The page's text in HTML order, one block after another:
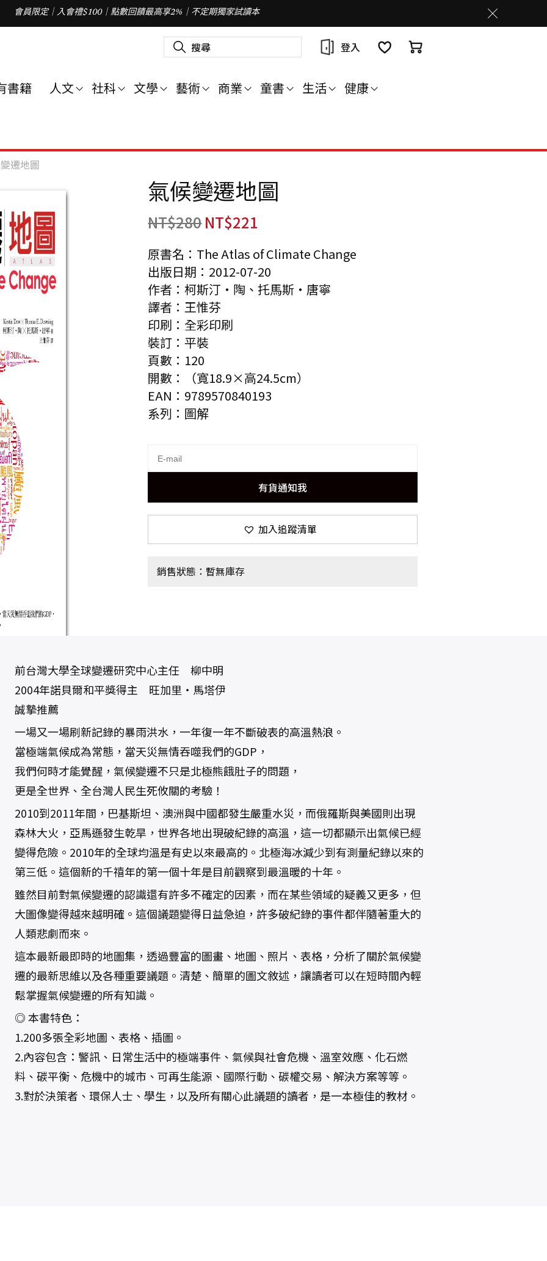
會員限定｜入會禮$100｜點數回饋最高享2%｜不定期獨家試讀本
搜
尋
字
登入
書籍 人文 社科 文學 藝術 商業 童書 生活 健康
遷地圖
氣候變遷地圖
NT$280NT$221
原書名：The Atlas of Climate Change
出版日期：2012-07-20
作者：柯斯汀‧陶、托馬斯‧唐寧
譯者：王惟芬
印刷：全彩印刷
裝訂：平裝
頁數：120
開數：（寬18.9×高24.5cm）
EAN：9789570840193
系列：圖解
有貨通知我
加入追蹤清單
銷售狀態：暫無庫存
前台灣大學全球變遷研究中心主任 柳中明
2004年諾貝爾和平獎得主 旺加里‧馬塔伊
誠摯推薦
一場又一場刷新記錄的暴雨洪水，一年復一年不斷破表的高溫熱浪。
當極端氣候成為常態，當天災無情吞噬我們的GDP，
我們何時才能覺醒，氣候變遷不只是北極熊餓肚子的問題，
更是全世界、全台灣人民生死攸關的考驗！
2010到2011年間，巴基斯坦、澳洲與中國都發生嚴重水災，而俄羅斯與美國則出現
森林大火，亞馬遜發生乾旱，世界各地出現破紀錄的高溫，這一切都顯示出氣候已經
變得危險。2010年的全球均溫是有史以來最高的。北極海冰減少到有測量紀錄以來的
第三低。這個新的千禧年的第一個十年是目前觀察到最溫暖的十年。
雖然目前對氣候變遷的認識還有許多不確定的因素，而在某些領域的疑義又更多，但
大圖像變得越來越明確。這個議題變得日益急迫，許多破紀錄的事件都伴隨著重大的
人類悲劇而來。
這本最新最即時的地圖集，透過豐富的圖畫、地圖、照片、表格，分析了關於氣候變
遷的最新思維以及各種重要議題。清楚、簡單的圖文敘述，讓讀者可以在短時間內輕
鬆掌握氣候變遷的所有知識。
◎ 本書特色：
1.200多張全彩地圖、表格、插圖。
2.內容包含：警訊、日常生活中的極端事件、氣候與社會危機、溫室效應、化石燃
料、碳平衡、危機中的城市、可再生能源、國際行動、碳權交易、解決方案等等。
3.對於決策者、環保人士、學生，以及所有關心此議題的讀者，是一本極佳的教材。